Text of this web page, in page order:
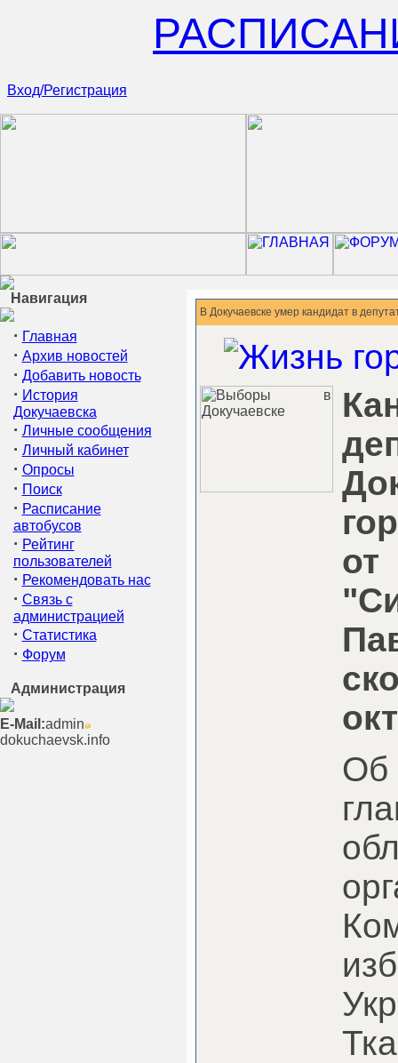
Вход/Регистрация
Навигация
· Главная
· Архив новостей
· Добавить новость
· История
Докучаевска
· Личные сообщения
· Личный кабинет
· Опросы
· Поиск
· Расписание
автобусов
· Рейтинг
пользователей
· Рекомендовать нас
· Связь с
администрацией
· Статистика
· Форум
Администрация
E-Mail:admin
dokuchaevsk.info
В Докучаевске умер кандидат в